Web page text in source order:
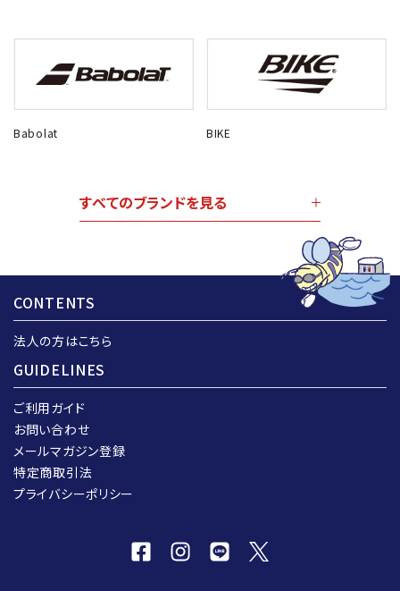
Babolat BIKE
すべてのブランドを見る
CONTENTS
法人の方はこちら
GUIDELINES
ご利用ガイド
お問い合わせ
メールマガジン登録
特定商取引法
プライバシーポリシー